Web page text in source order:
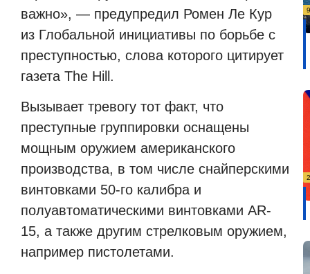
важно», — предупредил Ромен Ле Кур
из Глобальной инициативы по борьбе с
преступностью, слова которого цитирует
газета The Hill.
Вызывает тревогу тот факт, что
преступные группировки оснащены
мощным оружием американского
производства, в том числе снайперскими
винтовками 50-го калибра и
полуавтоматическими винтовками AR-
15, а также другим стрелковым оружием,
например пистолетами.